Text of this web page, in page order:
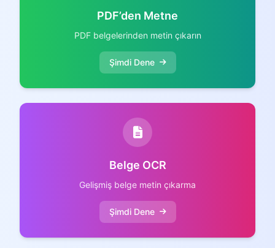
PDF’den Metne
PDF belgelerinden metin çıkarın
Şimdi Dene
Belge OCR
Gelişmiş belge metin çıkarma
Şimdi Dene